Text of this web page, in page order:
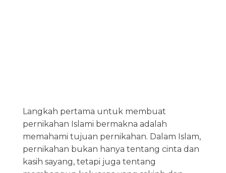
Langkah pertama untuk membuat
pernikahan Islami bermakna adalah
memahami tujuan pernikahan. Dalam Islam,
pernikahan bukan hanya tentang cinta dan
kasih sayang, tetapi juga tentang